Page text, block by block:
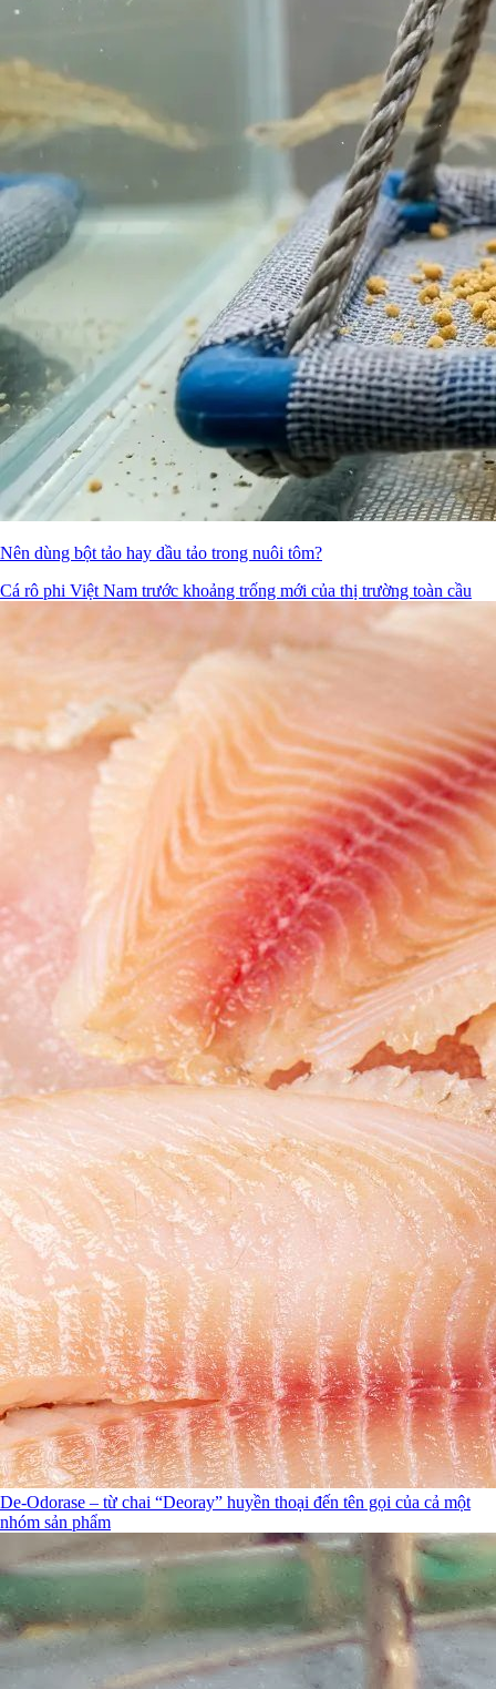
Nên dùng bột tảo hay dầu tảo trong nuôi tôm?
Cá rô phi Việt Nam trước khoảng trống mới của thị trường toàn cầu
De-Odorase – từ chai “Deoray” huyền thoại đến tên gọi của cả một
nhóm sản phẩm